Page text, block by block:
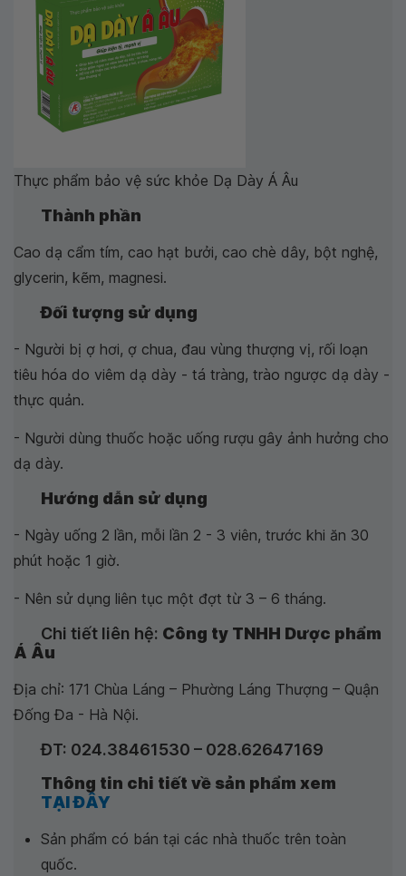
Thực phẩm bảo vệ sức khỏe Dạ Dày Á Âu
Thành phần
Cao dạ cẩm tím, cao hạt bưởi, cao chè dây, bột nghệ,
glycerin, kẽm, magnesi.
Đối tượng sử dụng
- Người bị ợ hơi, ợ chua, đau vùng thượng vị, rối loạn
tiêu hóa do viêm dạ dày - tá tràng, trào ngược dạ dày -
thực quản.
- Người dùng thuốc hoặc uống rượu gây ảnh hưởng cho
dạ dày.
Hướng dẫn sử dụng
- Ngày uống 2 lần, mỗi lần 2 - 3 viên, trước khi ăn 30
phút hoặc 1 giờ.
- Nên sử dụng liên tục một đợt từ 3 – 6 tháng.
Chi tiết liên hệ: Công ty TNHH Dược phẩm
Á Âu
Địa chỉ: 171 Chùa Láng – Phường Láng Thượng – Quận
Đống Đa - Hà Nội.
ĐT: 024.38461530 – 028.62647169
Thông tin chi tiết về sản phẩm xem
TẠI ĐÂY
Sản phẩm có bán tại các nhà thuốc trên toàn
quốc.